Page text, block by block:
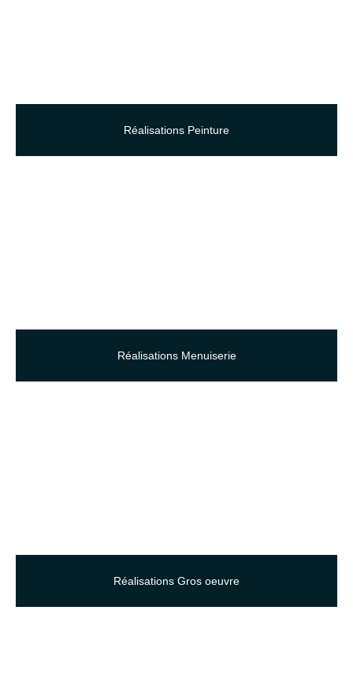
Réalisations Peinture
Réalisations Menuiserie
Réalisations Gros oeuvre